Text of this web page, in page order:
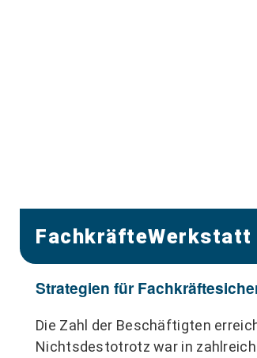
FachkräfteWerkstatt
Strategien für
Die Zahl der Beschäftigten
Nichtsdestotrotz war in